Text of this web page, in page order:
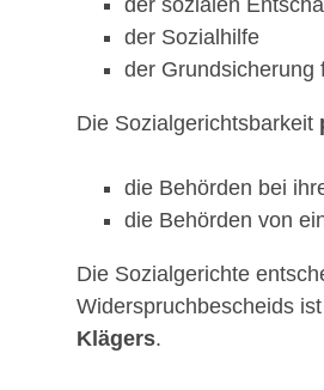
der sozialen
der Sozialhilfe
der Grundsicherung
Die Sozialgerichtsbarkeit
die Behörden bei
die Behörden von
Die Sozialgerichte
Widerspruchbescheids
Klägers.